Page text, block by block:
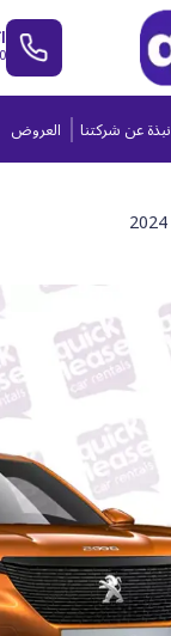
نبذة عن شركتنا العروض